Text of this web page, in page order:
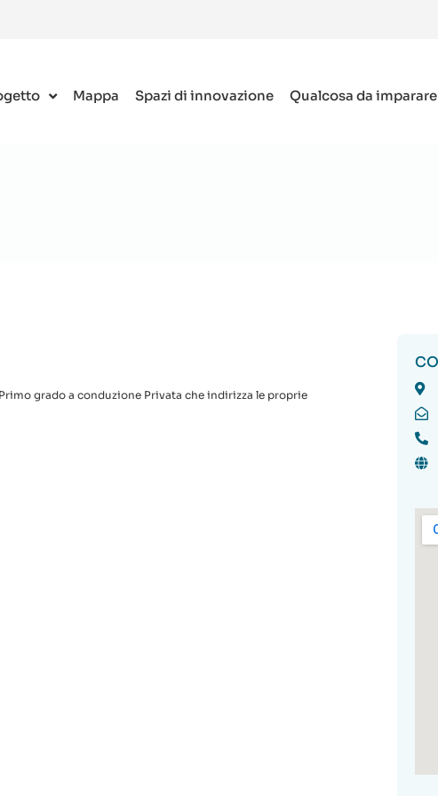
Mappa Spazi di innovazione Qualcosa da imparare
grado a conduzione Privata che indirizza le proprie